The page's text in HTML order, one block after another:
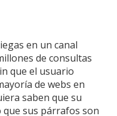
en un canal
de consultas
que el usuario
de webs en
saben que su
sus párrafos son